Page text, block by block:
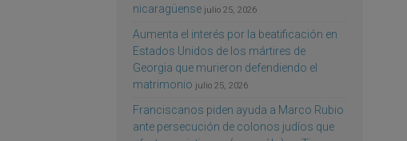
nicaragüense julio 25, 2026
Aumenta el interés por la beatificación en
Estados Unidos de los mártires de
Georgia que murieron defendiendo el
matrimonio julio 25, 2026
Franciscanos piden ayuda a Marco Rubio
ante persecución de colonos judíos que